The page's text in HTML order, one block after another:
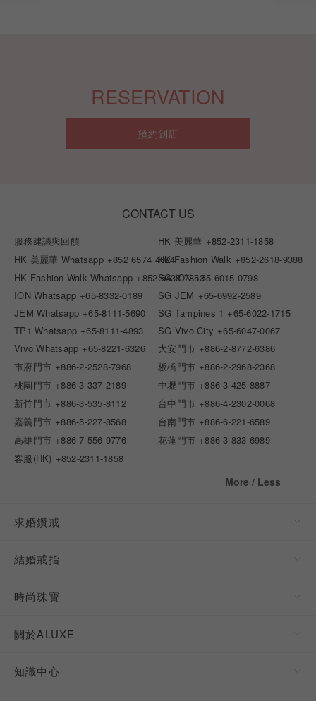
RESERVATION
預約到店
CONTACT US
服務建議與回饋 HK 美麗華 +852-2311-1858
HK 美麗華 Whatsapp +852 6574 4024HK Fashion Walk +852-2618-9388
HK Fashion Walk Whatsapp +852 6438 7853
SG ION +65-6015-0798
ION Whatsapp +65-8332-0189 SG JEM +65-6992-2589
JEM Whatsapp +65-8111-5690 SG Tampines 1 +65-6022-1715
TP1 Whatsapp +65-8111-4893 SG Vivo City +65-6047-0067
Vivo Whatsapp +65-8221-6326 大安門市 +886-2-8772-6386
市府門市 +886-2-2528-7968 板橋門市 +886-2-2968-2368
桃園門市 +886-3-337-2189 中壢門市 +886-3-425-8887
新竹門市 +886-3-535-8112 台中門市 +886-4-2302-0068
嘉義門市 +886-5-227-8568 台南門市 +886-6-221-6589
高雄門市 +886-7-556-9776 花蓮門市 +886-3-833-6989
客服(HK) +852-2311-1858
More / Less
求婚鑽戒
結婚戒指
時尚珠寶
關於ALUXE
知識中心